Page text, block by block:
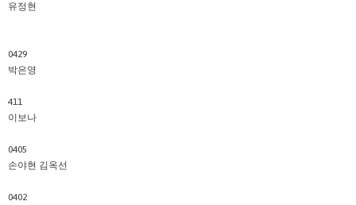
유정현
0429
박은영
411
이보나
0405
손야현 김옥선
0402